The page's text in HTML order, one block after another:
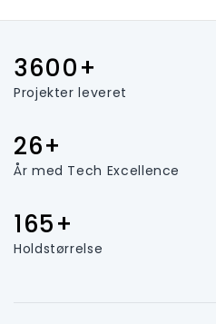
3600+
Projekter leveret
26+
År med Tech Excellence
165+
Holdstørrelse